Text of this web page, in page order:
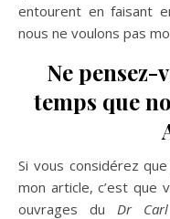
entourent en faisant
nous ne voulons pas
Ne pensez-
temps que
Si vous considérez
mon article, c’est que
ouvrages du Dr